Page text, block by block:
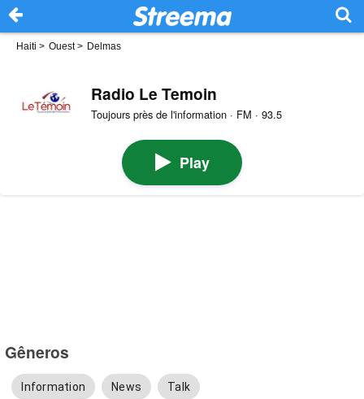
Haiti > Ouest> Delmas
Radio Le Temoin
Toujours près de l'information · FM · 93.5
Play
Gêneros
Information News Talk